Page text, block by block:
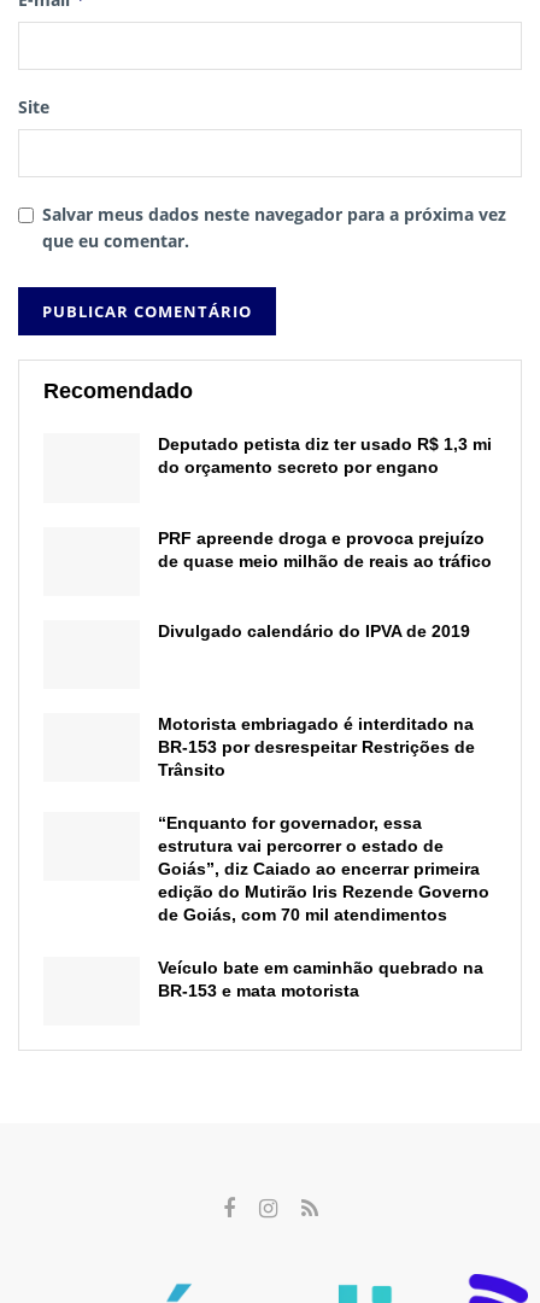
Site
Salvar meus dados neste navegador para a próxima vez
que eu comentar.
Recomendado
Deputado petista diz ter usado R$ 1,3 mi
do orçamento secreto por engano
PRF apreende droga e provoca prejuízo
de quase meio milhão de reais ao tráfico
Divulgado calendário do IPVA de 2019
Motorista embriagado é interditado na
BR-153 por desrespeitar Restrições de
Trânsito
“Enquanto for governador, essa
estrutura vai percorrer o estado de
Goiás”, diz Caiado ao encerrar primeira
edição do Mutirão Iris Rezende Governo
de Goiás, com 70 mil atendimentos
Veículo bate em caminhão quebrado na
BR-153 e mata motorista